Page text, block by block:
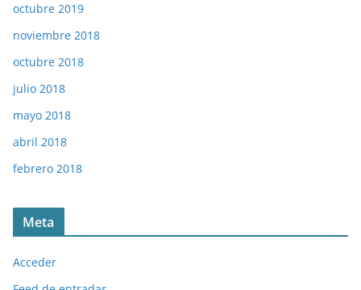
octubre 2019
noviembre 2018
octubre 2018
julio 2018
mayo 2018
abril 2018
febrero 2018
Meta
Acceder